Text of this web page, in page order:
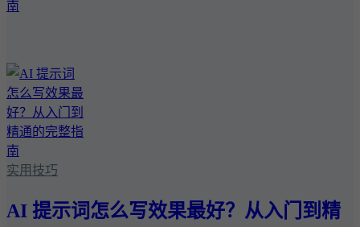
实用技巧
AI 提示词怎么写效果最好？从入门到精